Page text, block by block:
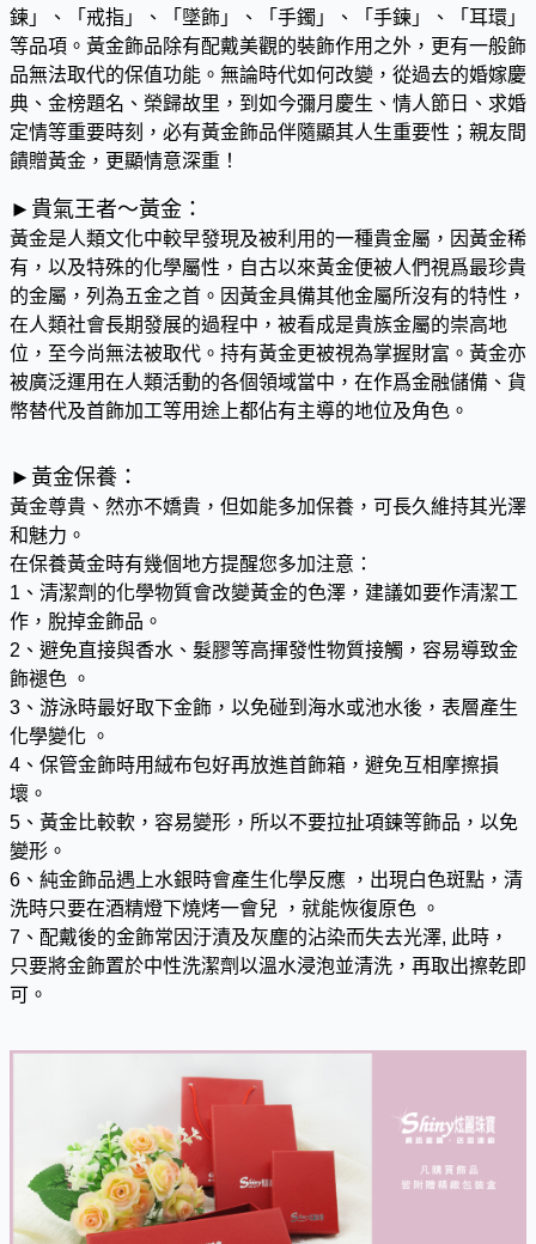
鍊」、「戒指」、「墜飾」、「手鐲」、「手鍊」、「耳環」
等品項。黃金飾品除有配戴美觀的裝飾作用之外，更有一般飾
品無法取代的保值功能。無論時代如何改變，從過去的婚嫁慶
典、金榜題名、榮歸故里，到如今彌月慶生、情人節日、求婚
定情等重要時刻，必有黃金飾品伴隨顯其人生重要性；親友間
饋贈黃金，更顯情意深重！
►貴氣王者～黃金：
黃金是人類文化中較早發現及被利用的一種貴金屬，因黃金稀
有，以及特殊的化學屬性，自古以來黃金便被人們視爲最珍貴
的金屬，列為五金之首。因黃金具備其他金屬所沒有的特性，
在人類社會長期發展的過程中，被看成是貴族金屬的崇高地
位，至今尚無法被取代。持有黃金更被視為掌握財富。黃金亦
被廣泛運用在人類活動的各個領域當中，在作爲金融儲備、貨
幣替代及首飾加工等用途上都佔有主導的地位及角色。
►黃金保養：
黃金尊貴、然亦不嬌貴，但如能多加保養，可長久維持其光澤
和魅力。
在保養黃金時有幾個地方提醒您多加注意：
1、清潔劑的化學物質會改變黃金的色澤，建議如要作清潔工
作，脫掉金飾品。
2、避免直接與香水、髮膠等高揮發性物質接觸，容易導致金
飾褪色 。
3、游泳時最好取下金飾，以免碰到海水或池水後，表層產生
化學變化 。
4、保管金飾時用絨布包好再放進首飾箱，避免互相摩擦損
壞。
5、黃金比較軟，容易變形，所以不要拉扯項鍊等飾品，以免
變形。
6、純金飾品遇上水銀時會產生化學反應 ，出現白色斑點，清
洗時只要在酒精燈下燒烤一會兒 ，就能恢復原色 。
7、配戴後的金飾常因汙漬及灰塵的沾染而失去光澤, 此時，
只要將金飾置於中性洗潔劑以溫水浸泡並清洗，再取出擦乾即
可。